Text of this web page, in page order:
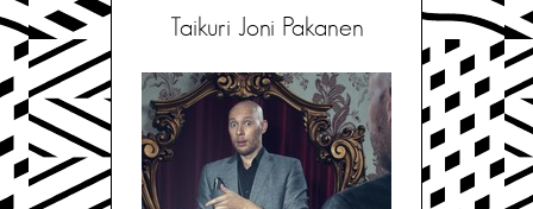
Taikuri Joni Pakanen